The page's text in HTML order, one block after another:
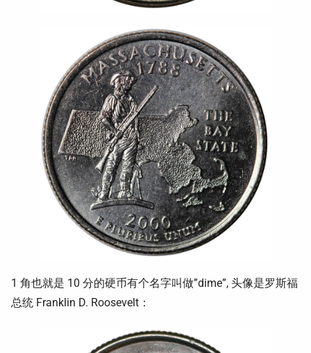
1 角也就是 10 分的硬币有个名字叫做”dime”, 头像是罗斯福
总统 Franklin D. Roosevelt：